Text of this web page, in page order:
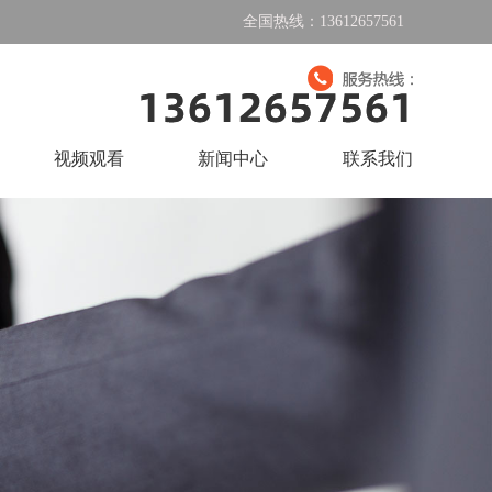
全国热线：13612657561
视频观看 新闻中心 联系我们